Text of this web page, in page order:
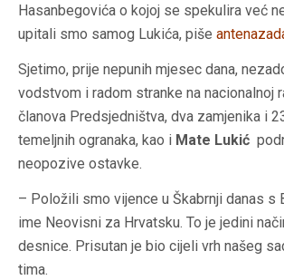
Hasanbegovića o kojoj se spekulira već
upitali smo samog Lukića, piše
Sjetimo, prije nepunih mjesec dana,
vodstvom i radom stranke na nacionalnoj
članova Predsjedništva, dva zamjenika i
temeljnih ogranaka, kao i Mate Lukić
neopozive ostavke.
– Položili smo vijence u Škabrnji danas s
ime Neovisni za Hrvatsku. To je jedini
desnice. Prisutan je bio cijeli vrh našeg
tima.